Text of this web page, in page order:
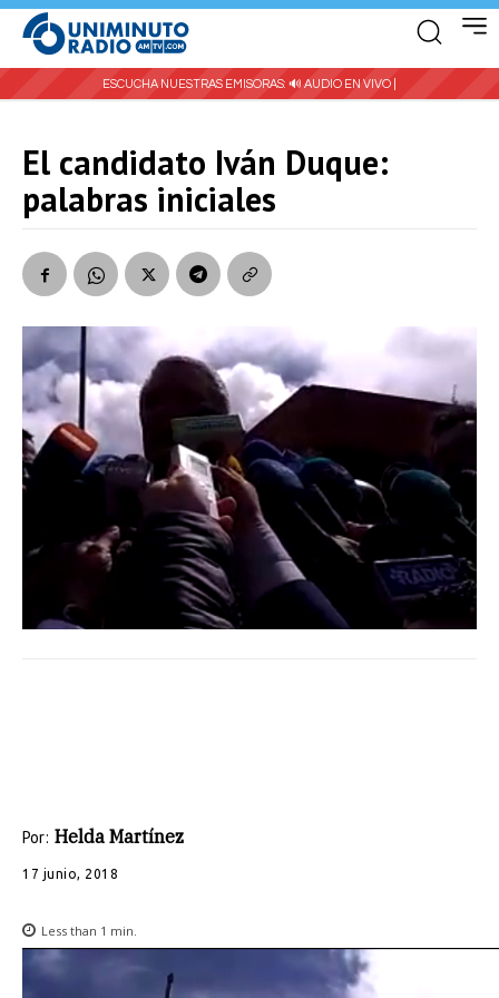
ESCUCHA NUESTRAS EMISORAS: 🔊 AUDIO EN VIVO |
El candidato Iván Duque:
palabras iniciales
Por: Helda Martínez
17 junio, 2018
Less than 1 min.
R